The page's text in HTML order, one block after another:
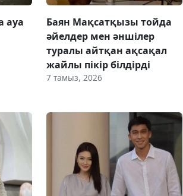
ауа
Баян Мақсатқызы тойда
әйелдер мен әншілер
туралы айтқан ақсақал
жайлы пікір білдірді
7 тамыз, 2026